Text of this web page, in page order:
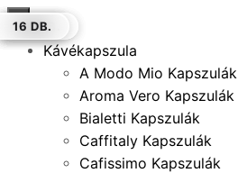
×
Kávékapszula
A Modo Mio Kapszulák
Aroma Vero Kapszulák
Bialetti Kapszulák
Caffitaly Kapszulák
Cafissimo Kapszulák
12 DB.
100 DB.
100 DB.
16 DB.
100 DB.
12 DB.
16 DB.